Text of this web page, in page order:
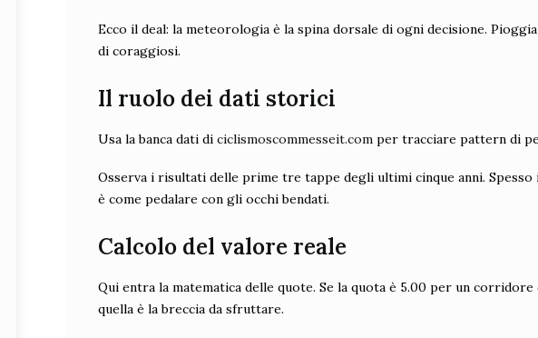
Ecco il deal: la meteorologia è la spina dorsale di ogni decisione.
di coraggiosi.
Il ruolo dei dati storici
Usa la banca dati di ciclismoscommesseit.com per tracciare pattern di
Osserva i risultati delle prime tre tappe degli ultimi cinque anni.
è come pedalare con gli occhi bendati.
Calcolo del valore reale
Qui entra la matematica delle quote. Se la quota è 5.00 per un
quella è la breccia da sfruttare.